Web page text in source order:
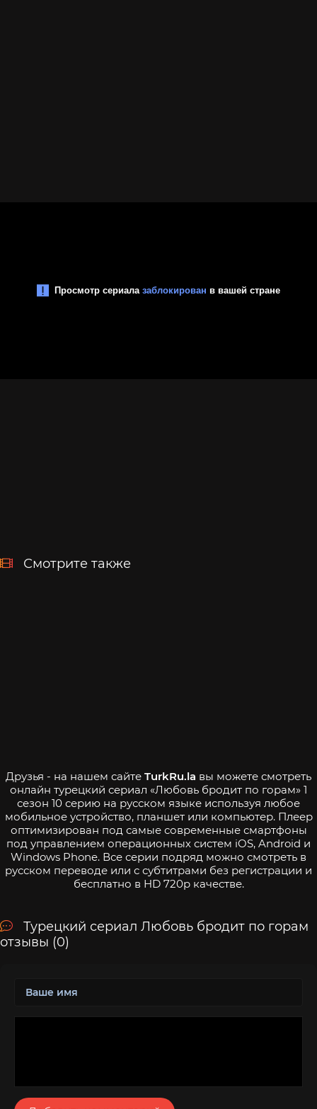
Смотрите также
Друзья - на нашем сайте TurkRu.la вы можете смотреть
онлайн турецкий сериал «Любовь бродит по горам» 1
сезон 10 серию на русском языке используя любое
мобильное устройство, планшет или компьютер. Плеер
оптимизирован под самые современные смартфоны
под управлением операционных систем iOS, Android и
Windows Phone. Все серии подряд можно смотреть в
русском переводе или с субтитрами без регистрации и
бесплатно в HD 720p качестве.
Турецкий сериал Любовь бродит по горам
отзывы (0)